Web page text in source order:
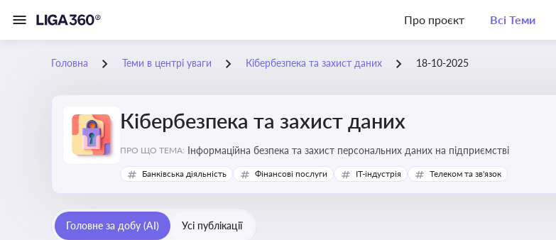
Про проєкт Всі Теми
Головна Теми в центрі уваги Кібербезпека та захист даних 18-10-2025
Кібербезпека та захист даних
ПРО ЩО ТЕМА: Інформаційна безпека та захист персональних даних на підприємстві
Банківська діяльність Фінансові послуги IT-індустрія Телеком та зв'язок
Головне за добу (AI) Усі публікації